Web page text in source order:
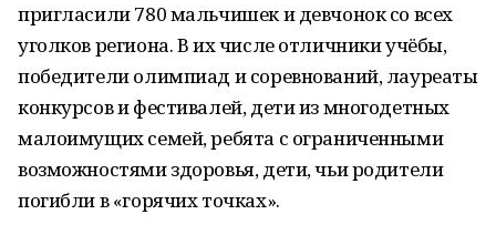
пригласили 780 мальчишек и девчонок со всех
уголков региона. В их числе отличники учёбы,
победители олимпиад и соревнований, лауреаты
конкурсов и фестивалей, дети из многодетных
малоимущих семей, ребята с ограниченными
возможностями здоровья, дети, чьи родители
погибли в «горячих точках».